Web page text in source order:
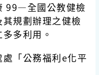
99—全國公教健檢
規劃辦理之健檢
多利用。
「公務福利e化平